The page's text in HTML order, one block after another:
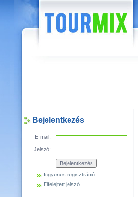
Bejelentkezés
E-mail:
Jelszó:
Ingyenes regisztráció
Elfelejtett jelszó